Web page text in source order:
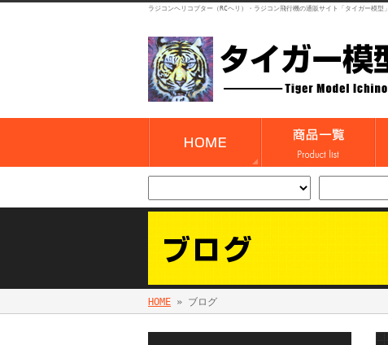
ラジコンヘリコプター（RCヘリ）・ラジコン飛行機の通販サイト「タイガー模型」
HOME » ブログ